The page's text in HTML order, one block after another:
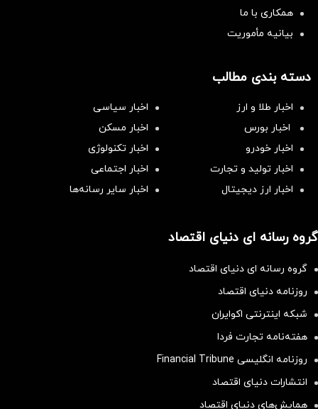
همکاری با ما
بیانیه مأموریت
دسته بندی مطالب
اخبار طلا و ارز
اخبار سیاسی
اخبار بورس
اخبار مسکن
اخبار خودرو
اخبار تکنولوژی
اخبار تولید و تجارت
اخبار اجتماعی
اخبار ارز دیجیتال
اخبار سایر رسانه‌‌ها
گروه رسانه ای دنیای اقتصاد
گروه رسانه ای دنیای اقتصاد
روزنامه دنیای اقتصاد
شبکه اینترنتی اکوایران
هفته‌نامه تجارت فردا
روزنامه انگلیسی Financial Tribune
انتشارات دنیای اقتصاد
همایش‌های دنیای اقتصاد